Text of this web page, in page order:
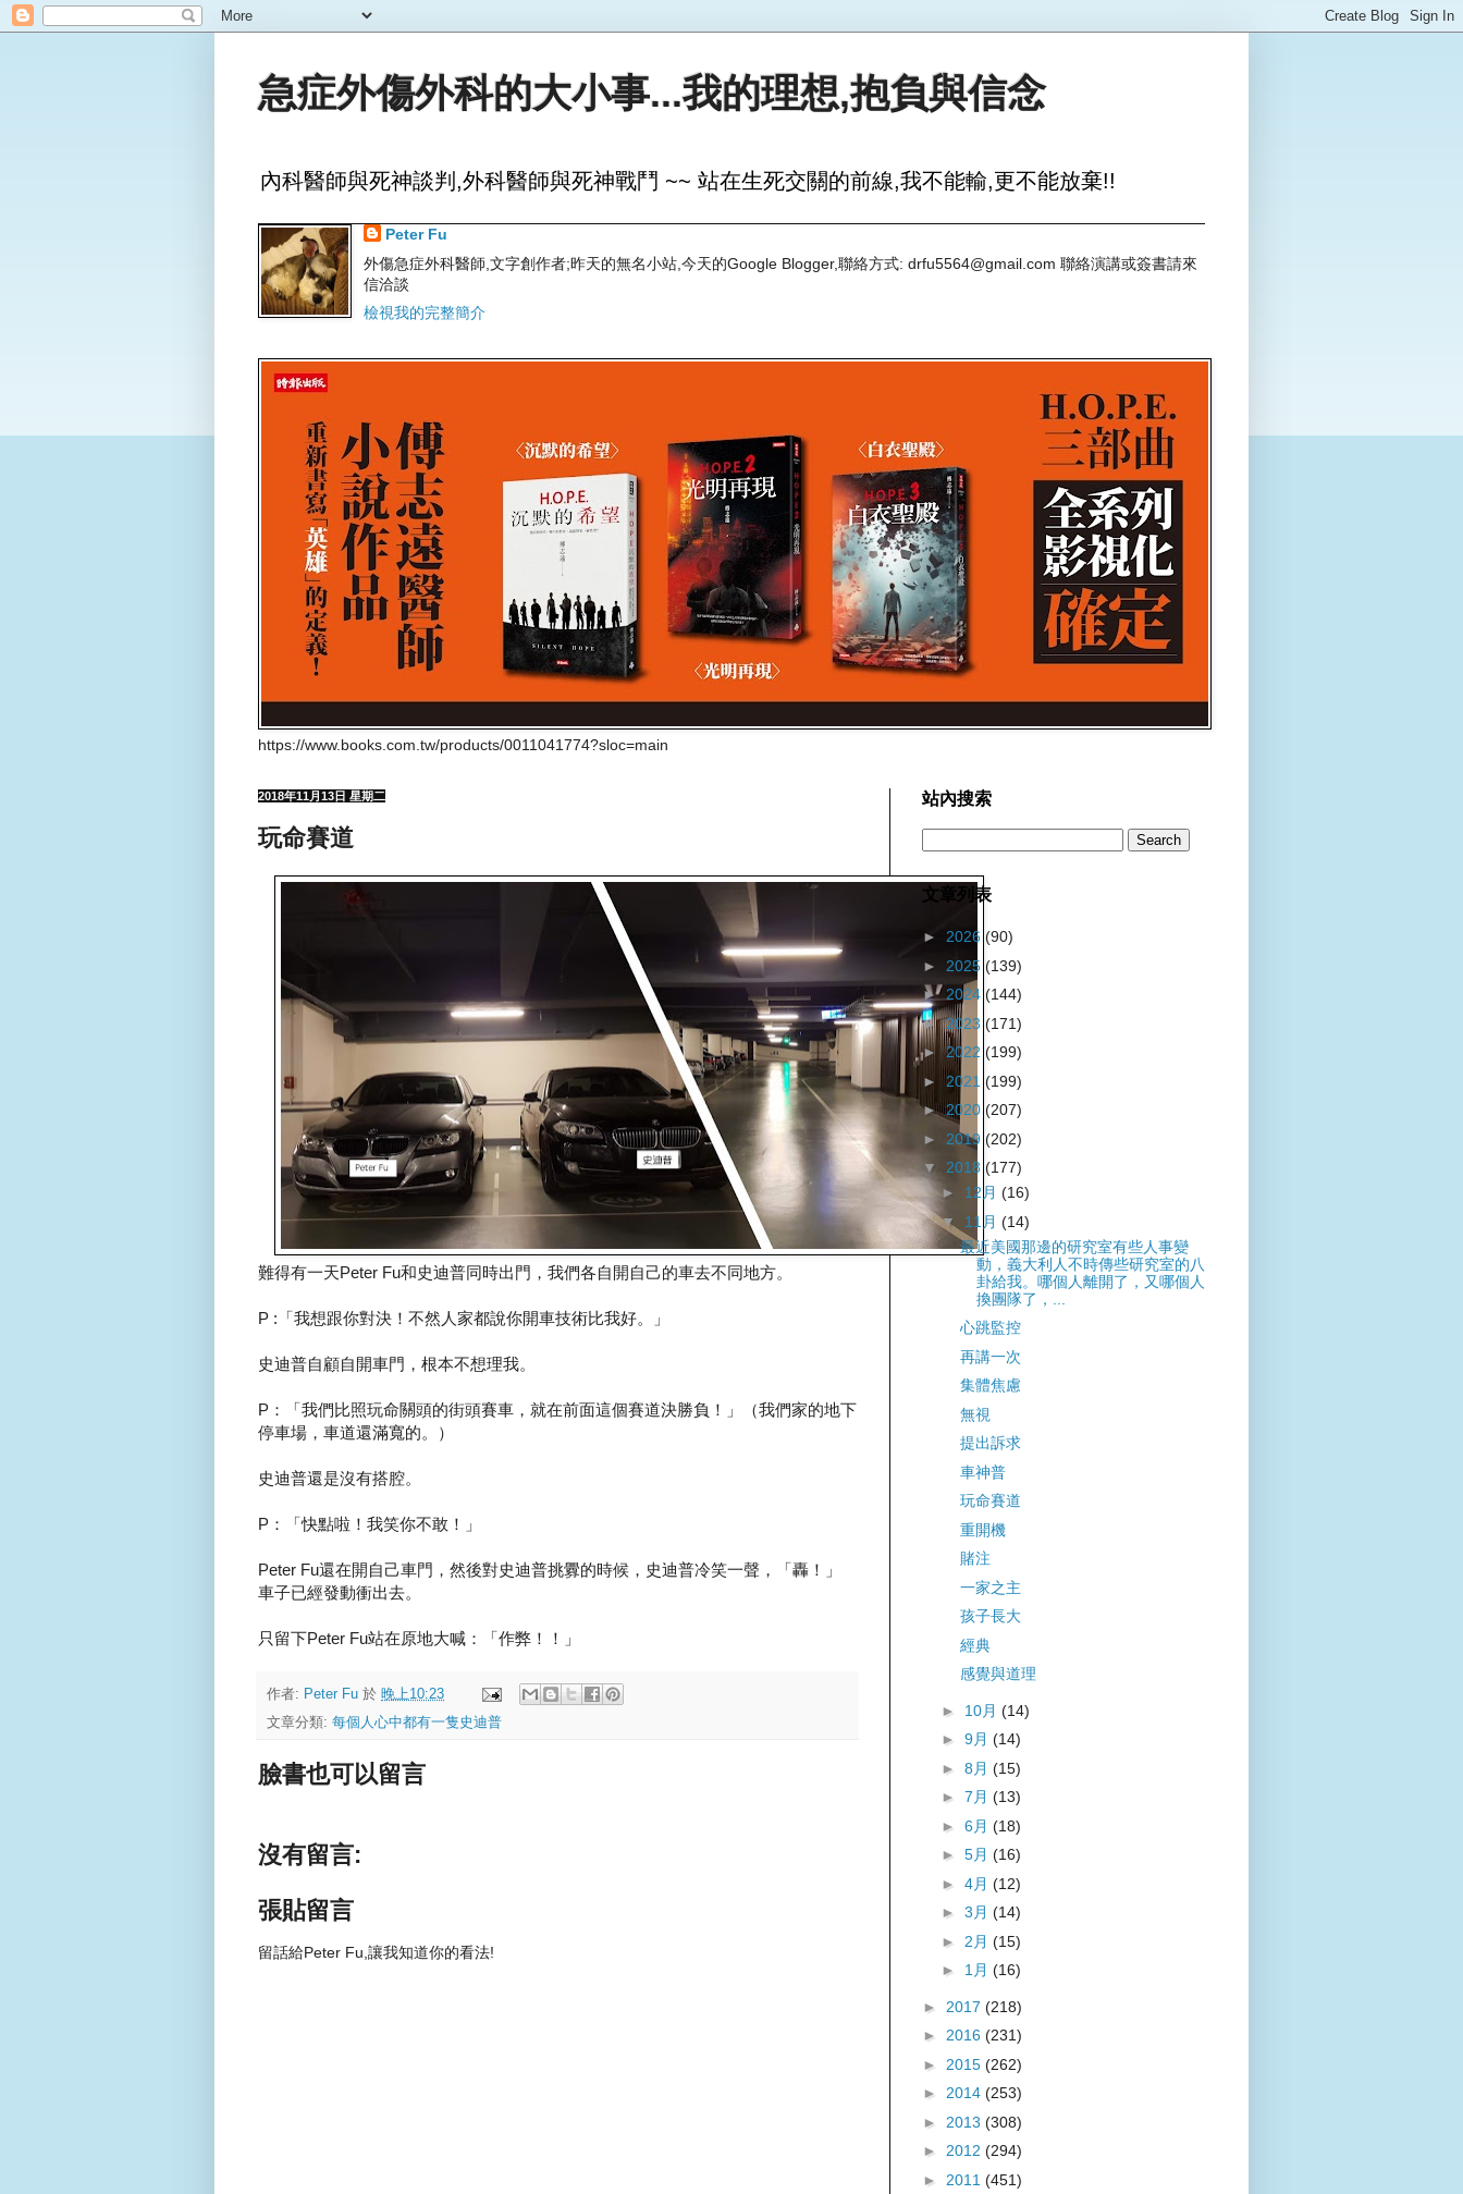
急症外傷外科的大小事...我的理想,抱負與信念
內科醫師與死神談判,外科醫師與死神戰鬥 ~~ 站在生死交關的前線,我不能輸,更不能放棄!!
Peter Fu
外傷急症外科醫師,文字創作者;昨天的無名小站,今天的Google Blogger,聯絡方式: drfu5564@gmail.com 聯絡演講或簽書請來
信洽談
檢視我的完整簡介
https://www.books.com.tw/products/0011041774?sloc=main
2018年11月13日 星期二
玩命賽道
難得有一天Peter Fu和史迪普同時出門，我們各自開自己的車去不同地方。
P :「我想跟你對決！不然人家都說你開車技術比我好。」
史迪普自顧自開車門，根本不想理我。
P：「我們比照玩命關頭的街頭賽車，就在前面這個賽道決勝負！」（我們家的地下
停車場，車道還滿寬的。）
史迪普還是沒有搭腔。
P：「快點啦！我笑你不敢！」
Peter Fu還在開自己車門，然後對史迪普挑釁的時候，史迪普冷笑一聲，「轟！」
車子已經發動衝出去。
只留下Peter Fu站在原地大喊：「作弊！！」
作者: Peter Fu 於 晚上10:23
文章分類: 每個人心中都有一隻史迪普
臉書也可以留言
沒有留言:
張貼留言
留話給Peter Fu,讓我知道你的看法!
站內搜索
文章列表
► 2026 (90)
► 2025 (139)
►2024 (144)
►2023 (171)
►2022 (199)
► 2021 (199)
►2020 (207)
► 2019 (202)
▼ 2018 (177)
► 12月 (16)
▼ 11月 (14)
最近美國那邊的研究室有些人事變
動，義大利人不時傳些研究室的八
卦給我。哪個人離開了，又哪個人
換團隊了，...
心跳監控
再講一次
集體焦慮
無視
提出訴求
車神普
玩命賽道
重開機
賭注
一家之主
孩子長大
經典
感覺與道理
► 10月 (14)
► 9月 (14)
► 8月 (15)
► 7月 (13)
► 6月 (18)
► 5月 (16)
► 4月 (12)
► 3月 (14)
► 2月 (15)
► 1月 (16)
► 2017 (218)
► 2016 (231)
► 2015 (262)
► 2014 (253)
► 2013 (308)
► 2012 (294)
► 2011 (451)